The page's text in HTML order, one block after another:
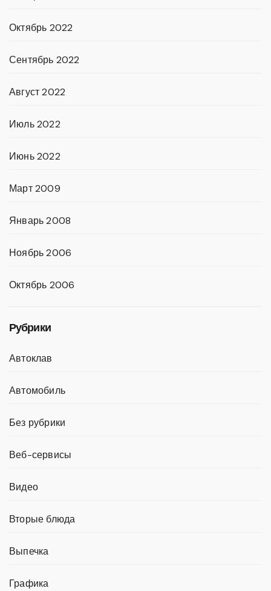
Октябрь 2022
Сентябрь 2022
Август 2022
Июль 2022
Июнь 2022
Март 2009
Январь 2008
Ноябрь 2006
Октябрь 2006
Рубрики
Автоклав
Автомобиль
Без рубрики
Веб-сервисы
Видео
Вторые блюда
Выпечка
Графика